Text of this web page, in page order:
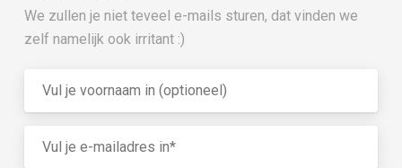
We zullen je niet teveel e-mails sturen, dat vinden we
zelf namelijk ook irritant :)